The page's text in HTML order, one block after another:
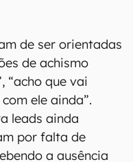
de ser orientadas
de achismo
“acho que vai
ele ainda”.
leads ainda
por falta de
a ausência